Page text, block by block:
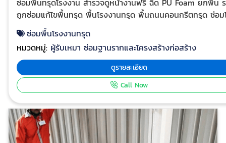
ซ่อมพื้นทรุดโรงงาน สำรวจดูหน้างานฟรี ฉีด PU Foam ยกพื้น ราคา
ถูกซ่อมแก้ไขพื้นทรุด พื้นโรงงานทรุด พื้นถนนคอนกรีตทรุด ซ่อม
จอดรถทรุด ช่างซ่อมพื้นทรุด ดูแลงานโดยวิศวกรผู้เชี่ยวชาญโด
ซ่อมพื้นโรงงานทรุด (Factorry Floor Repair)
บริการยกพื้นคอนกรีตปรับระดับพื้นทุดด้วยการฉีดวัสดุ PU ซ่อมพื้น
ถนนทรุด, ซ่อมพื้นโรงงานทรุด, ซ่อมพื้นบ้านทรุด ให้
บริการซ่อมพื้นโรงงานทรุด ซ่อมถนนทรุด ยกปรับระดับพื้นถนน
คอนกรีตทรุดตัวแก้ไขปัญหาถนนทรุดน้ำขัง ซ่อมรอยแตกร้าว overlay
ถนนไม่ต้องทุบพื้นถนนทำใหม่ ยืดอายุการใช้งานถนน ปรึกษาวิศวกรผู้
เชี่ยวชาญฟรี ติดต่อ : 063-352-7778, 063-352-7878 รายละเอียด
เพิ่ม
เติม https://www.jatgroundexpert.com/solutions/
ซ่อมพื้นโรงงานทรุด
หมวดหมู่: ผู้รับเหมา ซ่อมฐานรากและโครงสร้างก่อสร้าง
ดูรายละเอียด
Call Now